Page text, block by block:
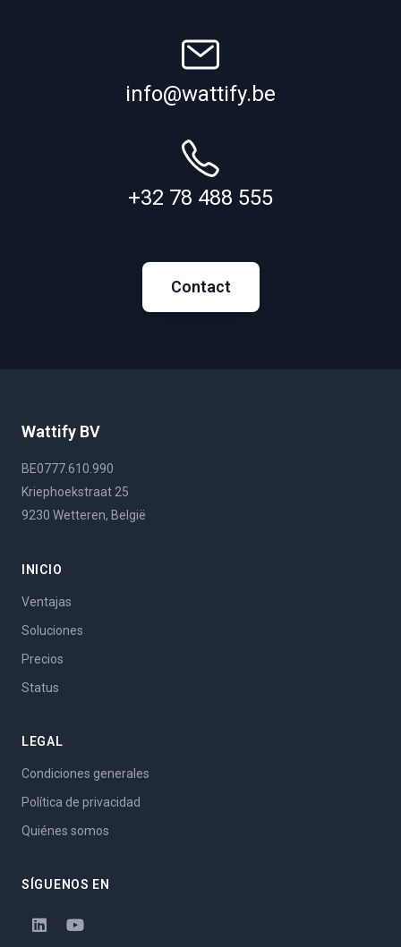
info@wattify.be
+32 78 488 555
Contact
Wattify BV
BE0777.610.990
Kriephoekstraat 25
9230 Wetteren, België
INICIO
Ventajas
Soluciones
Precios
Status
LEGAL
Condiciones generales
Política de privacidad
Quiénes somos
SÍGUENOS EN